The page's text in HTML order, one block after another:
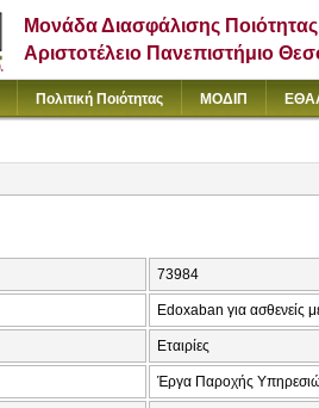
Μονάδα Διασφάλισης Ποιότητας
Αριστοτέλειο Πανεπιστήμιο
Πολιτική Ποιότητας ΜΟΔΙΠ
73984
Edoxaban για ασθενείς
Εταιρίες
Έργα Παροχής